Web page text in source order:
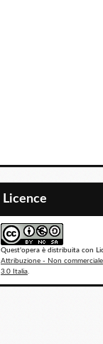
Licence
Quest'opera è distribuita con
Attribuzione - Non
3.0 Italia.